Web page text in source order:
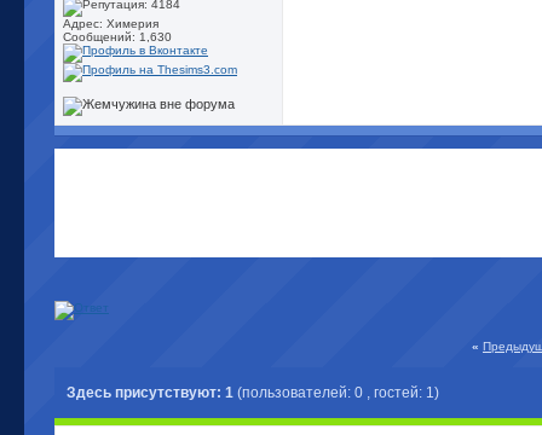
Адрес: Химерия
Сообщений: 1,630
«
Здесь присутствуют: 1 (пользователей: 0 , гостей: 1)